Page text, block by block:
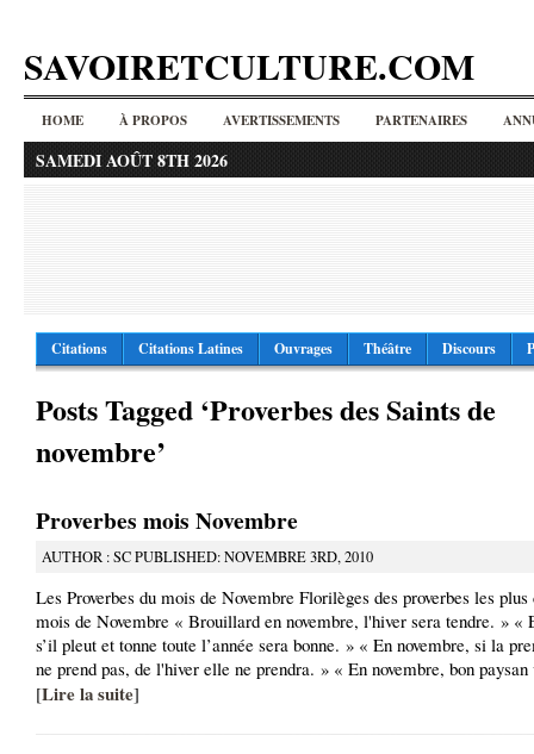
SAVOIRETCULTURE.COM
HOME À PROPOS AVERTISSEMENTS PARTENAIRES
SAMEDI AOÛT 8TH 2026
Citations Citations Latines Ouvrages Théâtre Discours
Posts Tagged ‘Proverbes des Saints de
novembre’
Proverbes mois Novembre
AUTHOR : SC PUBLISHED: NOVEMBRE 3RD, 2010
Les Proverbes du mois de Novembre Florilèges des proverbes les
mois de Novembre « Brouillard en novembre, l'hiver sera tendre. » «
s’il pleut et tonne toute l’année sera bonne. » « En novembre, si la
ne prend pas, de l'hiver elle ne prendra. » « En novembre, bon paysan
[Lire la suite]